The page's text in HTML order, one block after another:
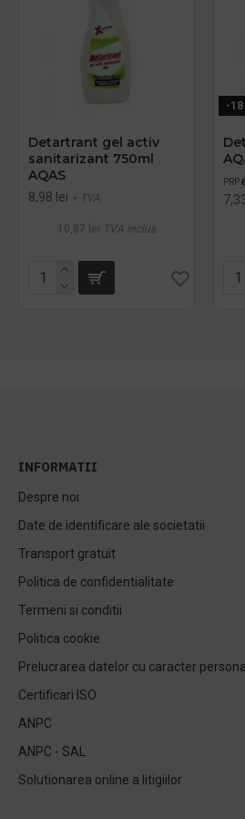
Detartrant gel activ
sanitarizant 750ml
AQAS
8,98 lei + TVA
10,87 lei TVA inclus
-18
PRP
INFORMATII
Despre noi
Date de identificare ale societatii
Transport gratuit
Politica de confidentialitate
Termeni si conditii
Politica cookie
Prelucrarea datelor cu caracter personal
Certificari ISO
ANPC
ANPC - SAL
Solutionarea online a litigiilor